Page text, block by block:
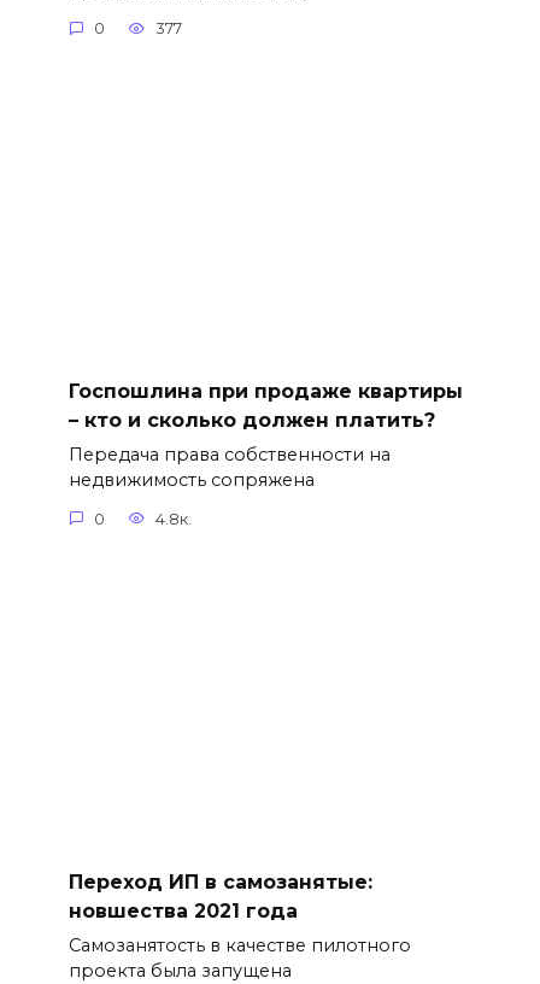
0 377
Госпошлина при продаже квартиры
– кто и сколько должен платить?
Передача права собственности на
недвижимость сопряжена
0 4.8к.
Переход ИП в самозанятые:
новшества 2021 года
Самозанятость в качестве пилотного
проекта была запущена